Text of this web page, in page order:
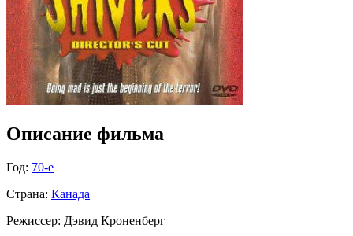
Описание фильма
Год: 70-е
Страна: Канада
Режиссер: Дэвид Кроненберг